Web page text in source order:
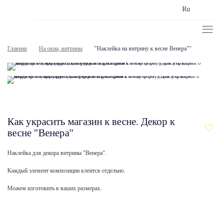
Ru
Главная На окна, витрины "Наклейка на витрину к весне Венера""
Как украсить магазин к весне. Декор к
весне "Венера"
Наклейка для декора витрины "Венера".
Каждый элемент композиции клеится отдельно.
Можем изготовить в ваших размерах.